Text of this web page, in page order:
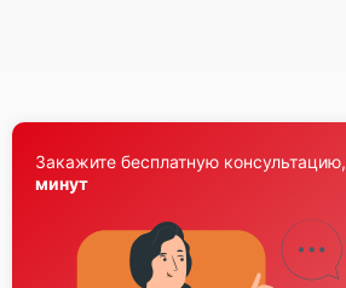
Закажите бесплатную консультацию,
минут